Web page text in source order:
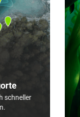
schneller